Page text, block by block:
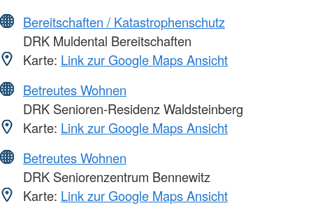
Bereitschaften / Katastrophenschutz
DRK Muldental Bereitschaften
Karte: Link zur Google Maps Ansicht
Betreutes Wohnen
DRK Senioren-Residenz Waldsteinberg
Karte: Link zur Google Maps Ansicht
Betreutes Wohnen
DRK Seniorenzentrum Bennewitz
Karte: Link zur Google Maps Ansicht